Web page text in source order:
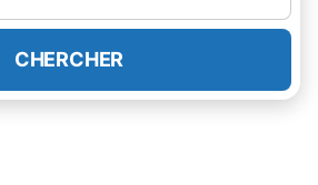
CHERCHER